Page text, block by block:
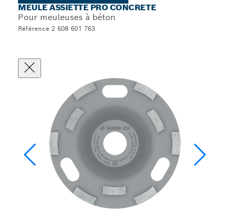
MEULE ASSIETTE PRO CONCRETE
Pour meuleuses à béton
Référence 2 608 601 763